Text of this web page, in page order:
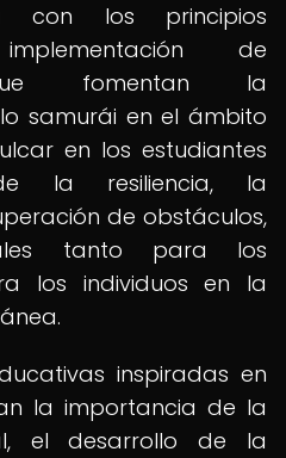
con los principios
de
fomentan la
samurái en el ámbito
en los estudiantes
la resiliencia, la
de obstáculos,
tanto para los
los individuos en la
inspiradas en
la importancia de la
el desarrollo de la